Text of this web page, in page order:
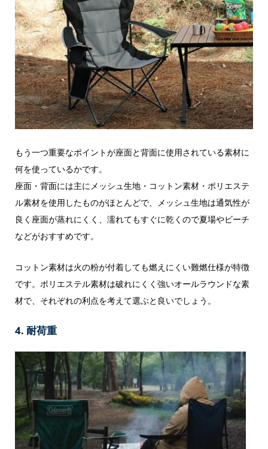
もう一つ重要なポイントが座面と背面に使用されている素材に
何を使っているかです。
座面・背面には主にメッシュ生地・コットン素材・ポリエステ
ル素材を使用したものがほとんどで、メッシュ生地は通気性が
良く座面が蒸れにくく、濡れてもすぐに乾くので夏場やビーチ
などがおすすめです。
コットン素材は火の粉が付着しても燃えにくい難燃仕様が特徴
です。ポリエステル素材は破れにくく強いオールラウンドな素
材で、それぞれの利点を考えて選ぶと良いでしょう。
4. 耐荷重